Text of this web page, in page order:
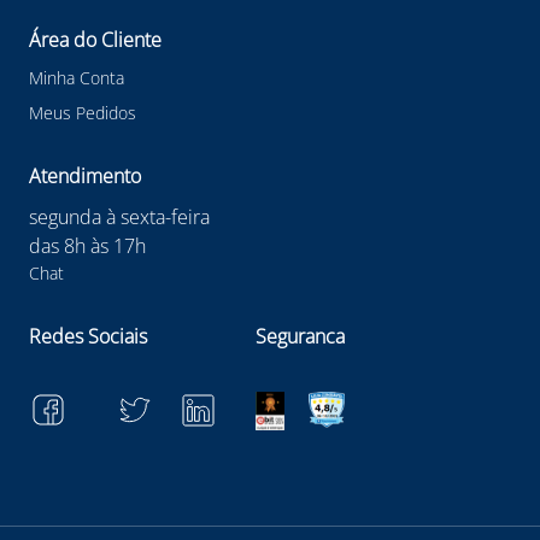
Área do Cliente
Minha Conta
Meus Pedidos
Atendimento
segunda à sexta-feira
das 8h às 17h
Chat
Redes Sociais Seguranca